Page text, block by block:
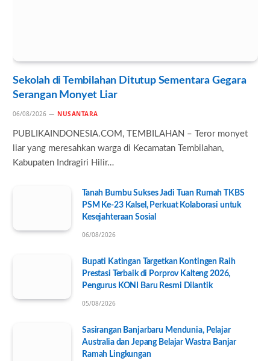
Sekolah di Tembilahan Ditutup Sementara Gegara
Serangan Monyet Liar
06/08/2026 NUSANTARA
PUBLIKAINDONESIA.COM, TEMBILAHAN – Teror monyet
liar yang meresahkan warga di Kecamatan Tembilahan,
Kabupaten Indragiri Hilir…
Tanah Bumbu Sukses Jadi Tuan Rumah TKBS
PSM Ke-23 Kalsel, Perkuat Kolaborasi untuk
Kesejahteraan Sosial
06/08/2026
Bupati Katingan Targetkan Kontingen Raih
Prestasi Terbaik di Porprov Kalteng 2026,
Pengurus KONI Baru Resmi Dilantik
05/08/2026
Sasirangan Banjarbaru Mendunia, Pelajar
Australia dan Jepang Belajar Wastra Banjar
Ramah Lingkungan